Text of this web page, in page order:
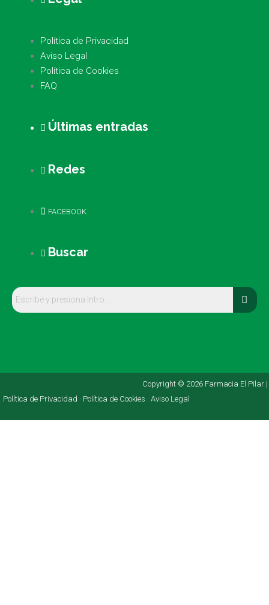
Política de Privacidad
Aviso Legal
Política de Cookies
FAQ
Últimas entradas
Redes
FACEBOOK
Buscar
Copyright © 2026 Farmacia El Pilar |
Política de Privacidad · Política de Cookies · Aviso Legal